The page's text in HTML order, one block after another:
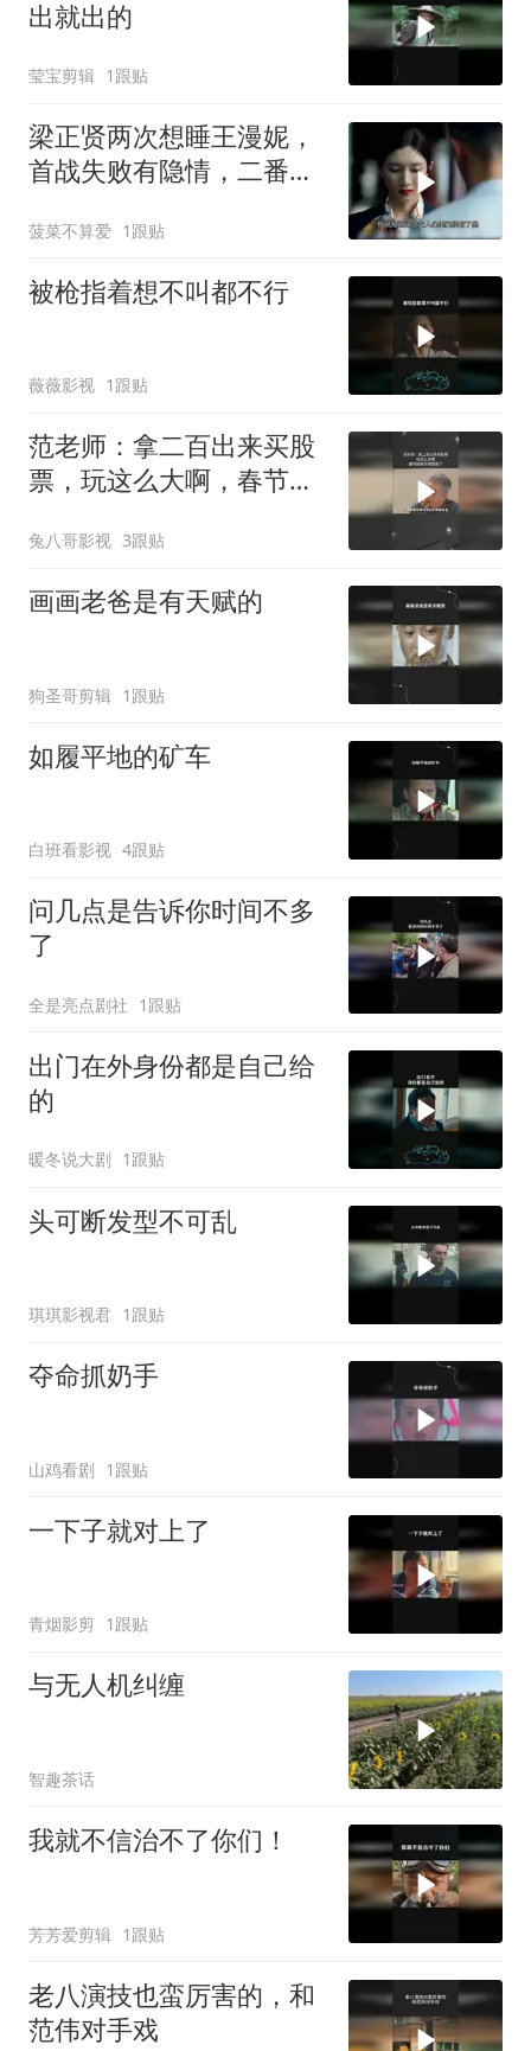
出就出的
莹宝剪辑 1跟贴
梁正贤两次想睡王漫妮，
首战失败有隐情，二番她
菠菜不算爱 1跟贴
被枪指着想不叫都不行
薇薇影视 1跟贴
范老师：拿二百出来买股
票，玩这么大啊，春节档
兔八哥影视 3跟贴
画画老爸是有天赋的
狗圣哥剪辑 1跟贴
如履平地的矿车
白班看影视 4跟贴
问几点是告诉你时间不多
了
全是亮点剧社 1跟贴
出门在外身份都是自己给
的
暖冬说大剧 1跟贴
头可断发型不可乱
琪琪影视君 1跟贴
夺命抓奶手
山鸡看剧 1跟贴
一下子就对上了
青烟影剪 1跟贴
与无人机纠缠
智趣茶话
我就不信治不了你们！
芳芳爱剪辑 1跟贴
老八演技也蛮厉害的，和
范伟对手戏